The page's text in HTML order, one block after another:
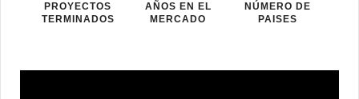
PROYECTOS
TERMINADOS
AÑOS EN EL
MERCADO
NÚMERO DE
PAISES